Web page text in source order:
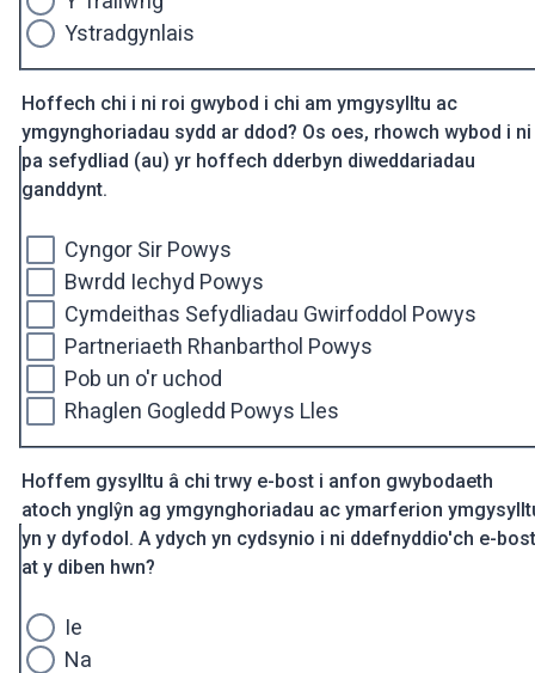
Ystradgynlais
Hoffech chi i ni roi gwybod i chi am ymgysylltu ac
ymgynghoriadau sydd ar ddod? Os oes, rhowch wybod i ni
pa sefydliad (au) yr hoffech dderbyn diweddariadau
ganddynt.
Cyngor Sir Powys
Bwrdd Iechyd Powys
Cymdeithas Sefydliadau Gwirfoddol Powys
Partneriaeth Rhanbarthol Powys
Pob un o'r uchod
Rhaglen Gogledd Powys Lles
Hoffem gysylltu â chi trwy e-bost i anfon gwybodaeth
atoch ynglŷn ag ymgynghoriadau ac ymarferion
yn y dyfodol. A ydych yn cydsynio i ni ddefnyddio'ch e-bost
at y diben hwn?
Ie
Na